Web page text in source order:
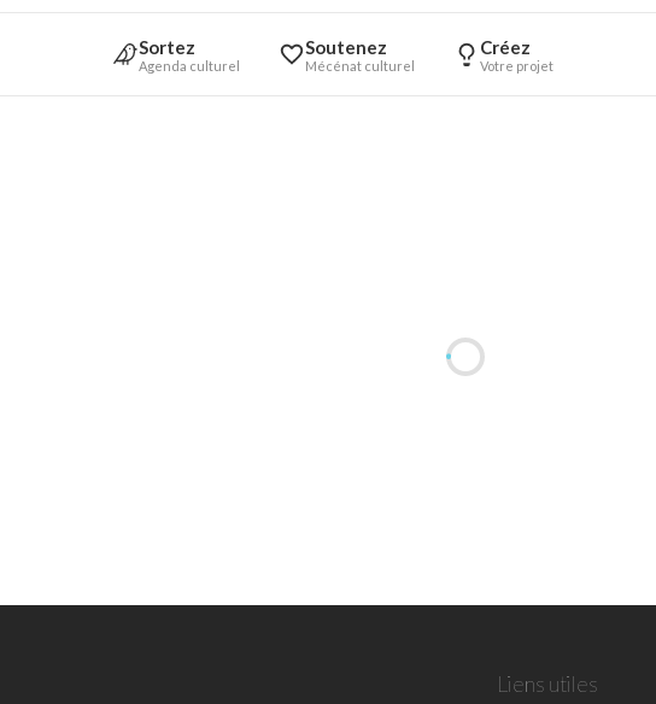
Sortez
Agenda culturel
Soutenez
Mécénat culturel
Créez
Votre projet
Liens utiles